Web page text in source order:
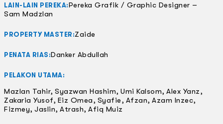
LAIN-LAIN PEREKA:Pereka Grafik / Graphic Designer –
Sam Madzlan
PROPERTY MASTER:Zaide
PENATA RIAS:Danker Abdullah
PELAKON UTAMA:
Mazlan Tahir, Syazwan Hashim, Umi Kalsom, Alex Yanz,
Zakaria Yusof, Eiz Omea, Syafie, Afzan, Azam Inzec,
Fizmey, Jaslin, Atrash, Afiq Muiz